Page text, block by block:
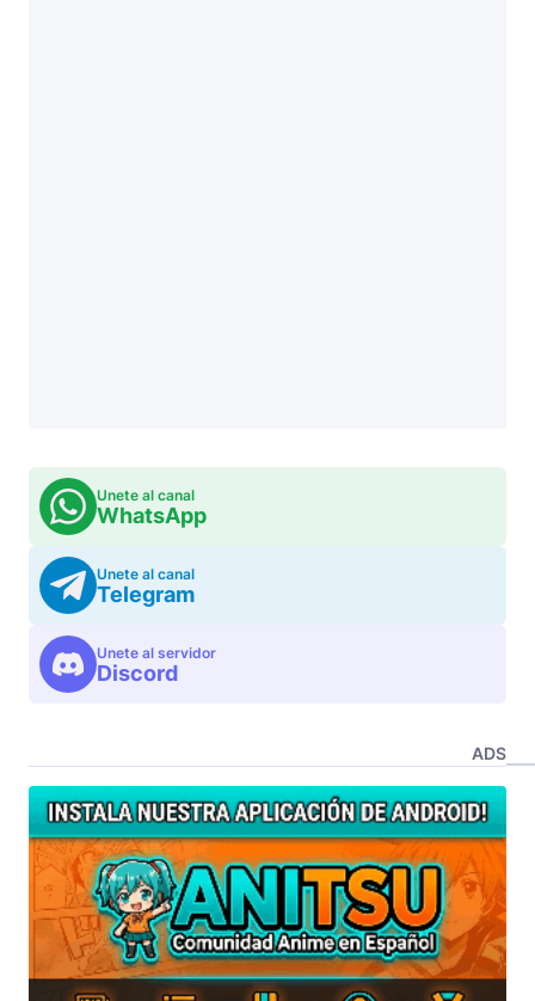
Unete al canal
WhatsApp
Unete al canal
Telegram
Unete al servidor
Discord
ADS